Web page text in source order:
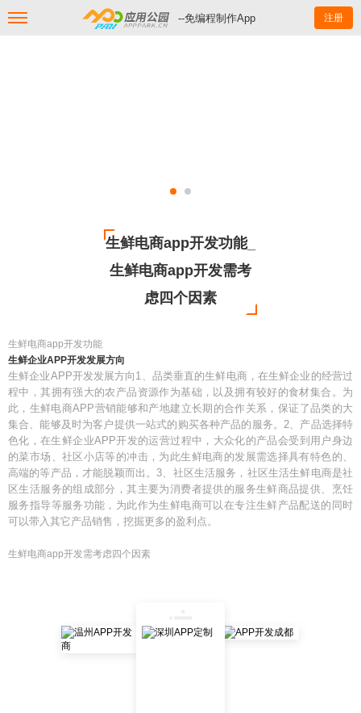
--免编程制作App 注册
生鲜电商app开发功能_
生鲜电商app开发需考
虑四个因素
生鲜电商app开发功能
生鲜企业APP开发发展方向
生鲜企业APP开发发展方向1、品类垂直的生鲜电商，在生鲜企业的经营过
程中，其拥有强大的农产品资源作为基础，以及拥有较好的食材集合。为
此，生鲜电商APP营销能够和产地建立长期的合作关系，保证了品类的大
集合、能够及时为客户提供一站式的购买各种产品的服务。2、产品选择特
色化，在生鲜企业APP开发的运营过程中，大众化的产品会受到用户身边
的菜市场、社区小店等的冲击，为此生鲜电商的发展需选择具有特色的、
高端的等产品，才能脱颖而出。3、社区生活服务，社区生活生鲜电商是社
区生活服务的组成部分，其主要为消费者提供的服务生鲜商品提供、烹饪
服务指导等服务功能，为此作为生鲜电商可以在专注生鲜产品配送的同时
可以带入其它产品销售，挖掘更多的盈利点。
生鲜电商app开发需考虑四个因素